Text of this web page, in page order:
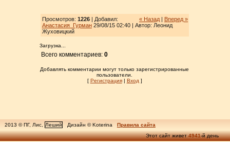
« Назад | Вперед »
Просмотров: 1226| Добавил:
Анастасия_Гурман29/08/15 02:40 | Автор: Леонид
Жуховицкий
Загрузка...
Всего комментариев:0
Добавлять комментарии могут только зарегистрированные
пользователи.
[ Регистрация| Вход ]
2013 © ПГ, Лис, Леший Дизайн © Koterina
Правила сайта
Этот сайт живет4941-й день